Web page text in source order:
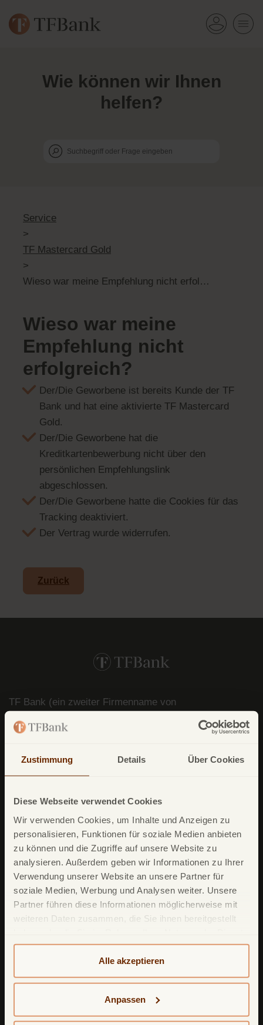
Zustimmung Details Über Cookies
Diese Webseite verwendet Cookies
Wir verwenden Cookies, um Inhalte und Anzeigen zu
personalisieren, Funktionen für soziale Medien anbieten
zu können und die Zugriffe auf unsere Website zu
analysieren. Außerdem geben wir Informationen zu Ihrer
Verwendung unserer Website an unsere Partner für
soziale Medien, Werbung und Analysen weiter. Unsere
Partner führen diese Informationen möglicherweise mit
weiteren Daten zusammen, die Sie ihnen bereitgestellt
gesammelt haben. Weitere detailliertere Informationen
finden Sie in unsererDatenschutzerklärung
Cookie-Policy. Das Impressum können Siehier
Alle akzeptieren
Anpassen
Wie können wir Ihnen
helfen?
Service
>
TF Mastercard Gold
>
Wieso war meine Empfehlung nicht erfolgreich?
Wieso war meine
Empfehlung nicht
erfolgreich?
Der/Die Geworbene ist bereits Kunde der TF
Bank und hat eine aktivierte TF Mastercard
Gold.
Der/Die Geworbene hat die
Kreditkartenbewerbung nicht über den
persönlichen Empfehlungslink
abgeschlossen.
Der/Die Geworbene hatte die Cookies für das
Tracking deaktiviert.
Der Vertrag wurde widerrufen.
Zurück
TF Bank (ein zweiter Firmenname von
1041)
10832 Berlin
Deutschland
Unsere Produkte
TF Mastercard Gold
TF Bank Tagesgeld
TF Bank Ratenkredit